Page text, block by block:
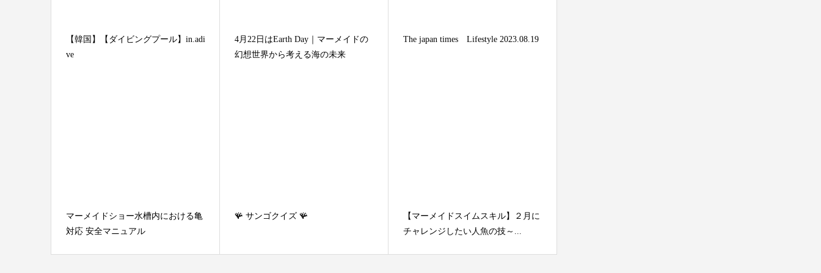
【韓国】【ダイビングプール】in.adi
ve
4月22日はEarth Day｜マーメイドの
幻想世界から考える海の未来
The japan times Lifestyle 2023.08.19
マーメイドショー水槽内における亀
対応 安全マニュアル
🪸 サンゴクイズ 🪸
【マーメイドスイムスキル】２月に
チャレンジしたい人魚の技～...